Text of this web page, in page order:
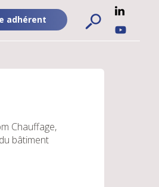
adhérent
Chauffage,
bâtiment